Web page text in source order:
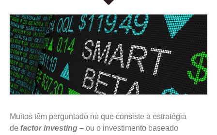
Muitos têm perguntado no que consiste a estratégia
de factor investing – ou o investimento baseado